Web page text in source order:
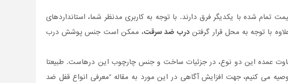
شده با یکدیگر فرق دارند. با توجه به کاربری مدنظر شما، استانداردهای
با توجه به محل قرار گرفتن درب ضد سرقت، ممکن است جنس پوشش درب
عمده این دو نوع، در جزئیات ساخت و جنس چارچوب این درهاست. طبیعتا
می کنیم، جهت افزایش آگاهی در این مورد به مقاله "معرفی انواع قفل ضد